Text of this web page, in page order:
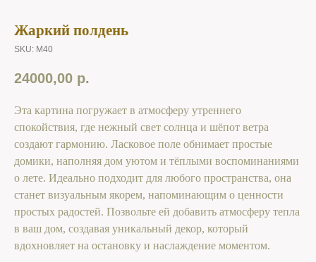
Жаркий полдень
SKU: M40
24000,00 р.
Эта картина погружает в атмосферу утреннего
спокойствия, где нежный свет солнца и шёпот ветра
создают гармонию. Ласковое поле обнимает простые
домики, наполняя дом уютом и тёплыми воспоминаниями
о лете. Идеально подходит для любого пространства, она
станет визуальным якорем, напоминающим о ценности
простых радостей. Позвольте ей добавить атмосферу тепла
в ваш дом, создавая уникальный декор, который
вдохновляет на остановку и наслаждение моментом.